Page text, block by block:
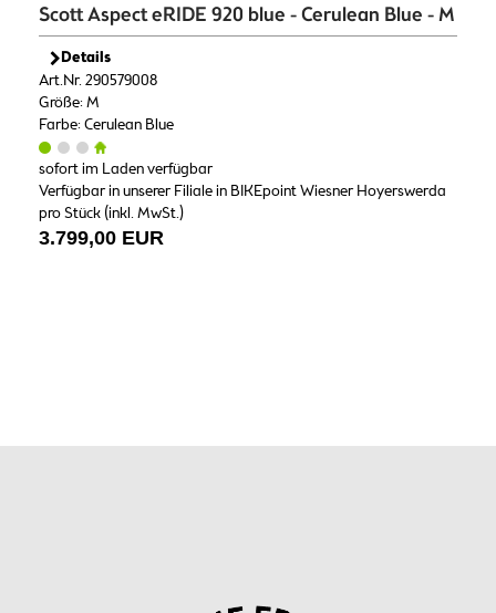
Scott Aspect eRIDE 920 blue - Cerulean Blue - M
Details
Art.Nr. 290579008
Größe: M
Farbe: Cerulean Blue
sofort im Laden verfügbar
Verfügbar in unserer Filiale in BIKEpoint Wiesner Hoyerswerda
pro Stück (inkl. MwSt.)
3.799,00 EUR